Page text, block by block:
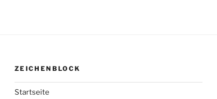
ZEICHENBLOCK
Startseite